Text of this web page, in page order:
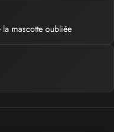
mascotte oubliée